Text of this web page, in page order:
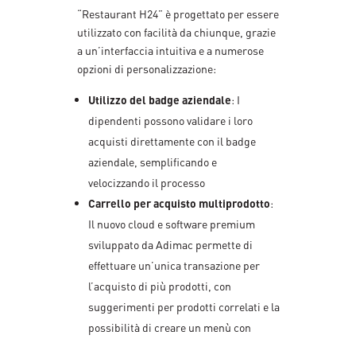
“Restaurant H24” è progettato per essere
utilizzato con facilità da chiunque, grazie
a un’interfaccia intuitiva e a numerose
opzioni di personalizzazione:
Utilizzo del badge aziendale: I
dipendenti possono validare i loro
acquisti direttamente con il badge
aziendale, semplificando e
velocizzando il processo
Carrello per acquisto multiprodotto:
Il nuovo cloud e software premium
sviluppato da Adimac permette di
effettuare un’unica transazione per
l’acquisto di più prodotti, con
suggerimenti per prodotti correlati e la
possibilità di creare un menù con